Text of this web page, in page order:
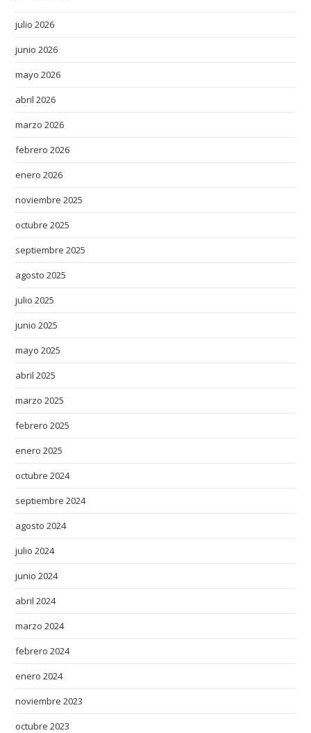
julio 2026
junio 2026
mayo 2026
abril 2026
marzo 2026
febrero 2026
enero 2026
noviembre 2025
octubre 2025
septiembre 2025
agosto 2025
julio 2025
junio 2025
mayo 2025
abril 2025
marzo 2025
febrero 2025
enero 2025
octubre 2024
septiembre 2024
agosto 2024
julio 2024
junio 2024
abril 2024
marzo 2024
febrero 2024
enero 2024
noviembre 2023
octubre 2023